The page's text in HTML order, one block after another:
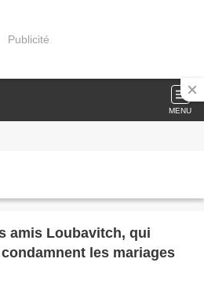
Publicité
MENU
amis Loubavitch, qui
les mariages